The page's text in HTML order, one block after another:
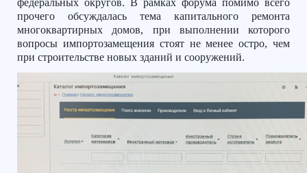
прочего обсуждалась тема капитального ремонта
многоквартирных домов, при выполнении которого
вопросы импортозамещения стоят не менее остро, чем
при строительстве новых зданий и сооружений.